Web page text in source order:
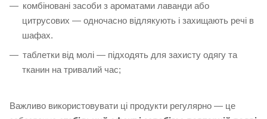
комбіновані засоби з ароматами лаванди або
цитрусових — одночасно відлякують і захищають речі в
шафах.
таблетки від молі — підходять для захисту одягу та
тканин на тривалий час;
Важливо використовувати ці продукти регулярно — це